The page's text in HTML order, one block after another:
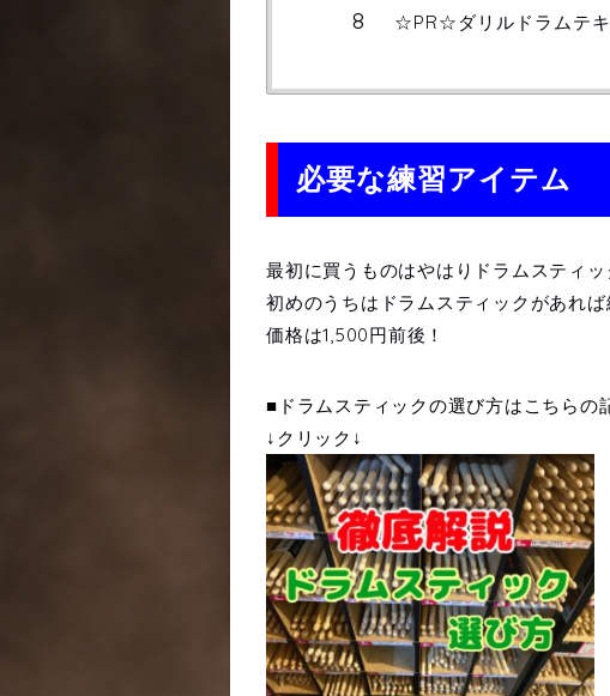
☆PR☆ダリルドラムテキ
必要な練習アイテム
最初に買うものはやはりドラムスティッ
初めのうちはドラムスティックがあれば
価格は1,500円前後！
■ドラムスティックの選び方はこちらの
↓クリック↓